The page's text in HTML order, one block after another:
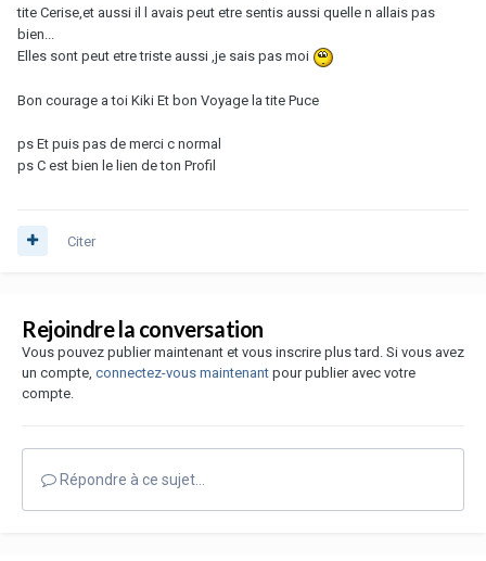
tite Cerise,et aussi il l avais peut etre sentis aussi quelle n allais pas
bien...
Elles sont peut etre triste aussi ,je sais pas moi
Bon courage a toi Kiki Et bon Voyage la tite Puce
ps Et puis pas de merci c normal
ps C est bien le lien de ton Profil
Citer
Rejoindre la conversation
Vous pouvez publier maintenant et vous inscrire plus tard. Si vous avez
un compte, connectez-vous maintenant pour publier avec votre
compte.
Répondre à ce sujet…